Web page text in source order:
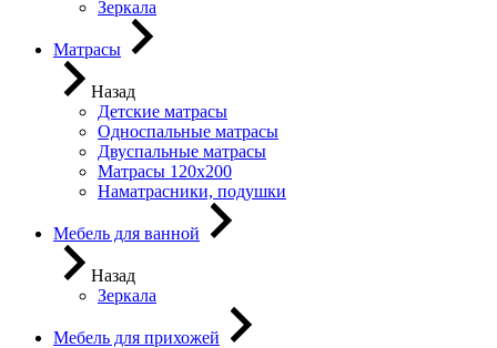
Зеркала
Матрасы
Назад
Детские матрасы
Односпальные матрасы
Двуспальные матрасы
Матрасы 120х200
Наматрасники, подушки
Мебель для ванной
Назад
Зеркала
Мебель для прихожей